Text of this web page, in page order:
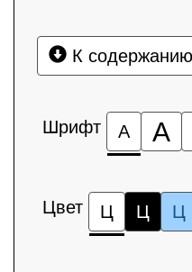
К содержанию
Шрифт А А
Цвет Ц Ц Ц